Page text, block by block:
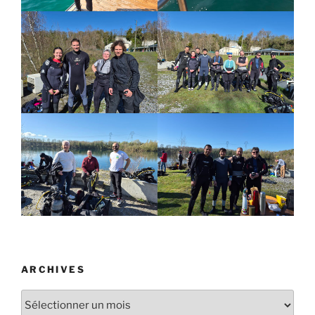
ARCHIVES
Archives